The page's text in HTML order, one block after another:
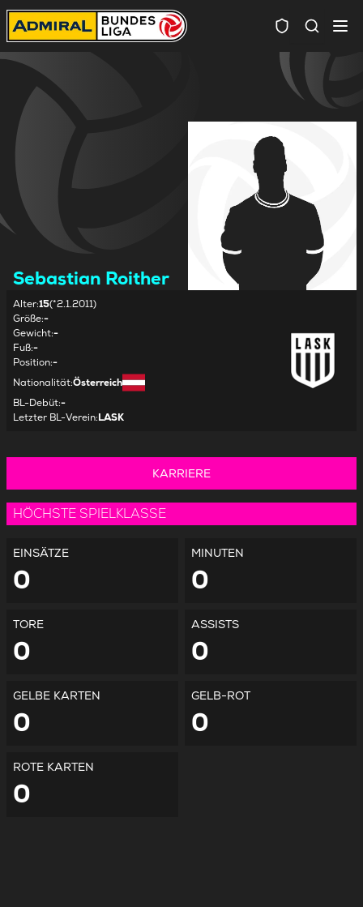
Sebastian Roither
Alter:15(*2.1.2011)
Größe:-
Gewicht:-
Fuß:-
Position:-
Nationalität:Österreich
BL-Debüt:-
Letzter BL-Verein:LASK
KARRIERE
HÖCHSTE SPIELKLASSE
EINSÄTZE
0
MINUTEN
0
TORE
0
ASSISTS
0
GELBE KARTEN
0
GELB-ROT
0
ROTE KARTEN
0